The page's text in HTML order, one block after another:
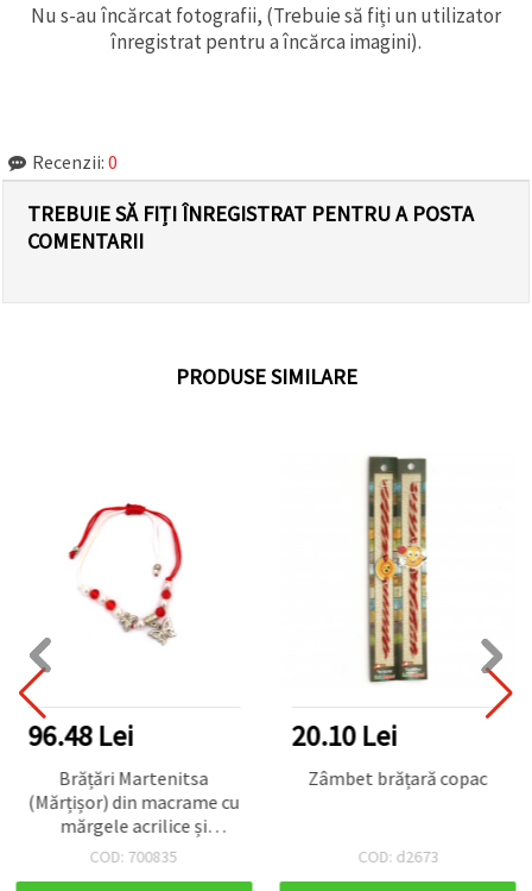
Nu s-au încărcat fotografii, (Trebuie să fiți un utilizator
înregistrat pentru a încărca imagini).
Recenzii: 0
TREBUIE SĂ FIȚI ÎNREGISTRAT PENTRU A POSTA
COMENTARII
PRODUSE SIMILARE
96.48 Lei
Brățări Martenitsa
(Mărțișor) din macrame cu
mărgele acrilice și
pandantiv fluturaș, set 12
COD: 700835
20.10 Lei
Zâmbet brățară copac
COD: d2673